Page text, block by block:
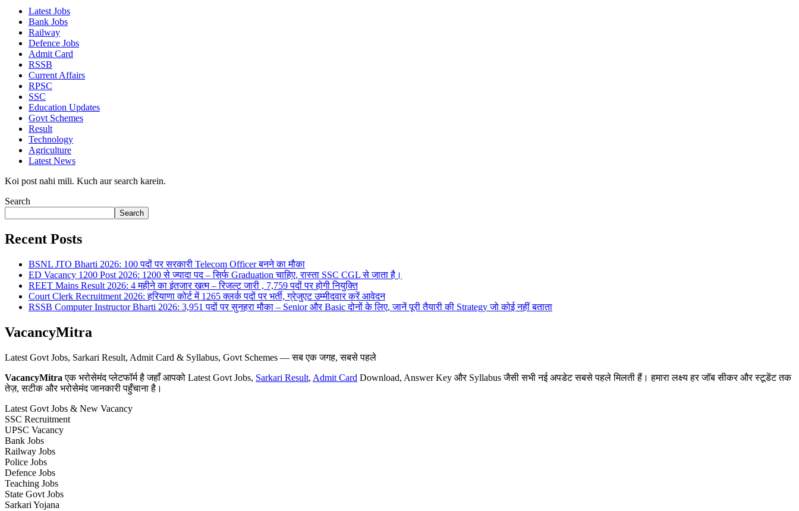
Latest Jobs
Bank Jobs
Railway
Defence Jobs
Admit Card
RSSB
Current Affairs
RPSC
SSC
Education Updates
Govt Schemes
Result
Technology
Agriculture
Latest News
Koi post nahi mili. Kuch aur search karein.
Search
Search
Recent Posts
BSNL JTO Bharti 2026: 100 पदों पर सरकारी Telecom Officer बनने का मौका
ED Vacancy 1200 Post 2026: 1200 से ज्यादा पद – सिर्फ Graduation चाहिए, रास्ता SSC CGL से जाता है।
REET Mains Result 2026: 4 महीने का इंतजार खत्म – रिजल्ट जारी , 7,759 पदों पर होगी नियुक्ति
Court Clerk Recruitment 2026: हरियाणा कोर्ट में 1265 क्लर्क पदों पर भर्ती, ग्रेजुएट उम्मीदवार करें आवेदन
RSSB Computer Instructor Bharti 2026: 3,951 पदों पर सुनहरा मौका – Senior और Basic दोनों के लिए, जानें पूरी तैयारी की Strategy जो कोई नहीं बताता
VacancyMitra
Latest Govt Jobs, Sarkari Result, Admit Card & Syllabus, Govt Schemes — सब एक जगह, सबसे पहले
VacancyMitra एक भरोसेमंद प्लेटफॉर्म है जहाँ आपको Latest Govt Jobs, Sarkari Result, Admit Card Download, Answer Key और Syllabus जैसी सभी नई अपडेट सबसे पहले मिलती हैं। हमारा लक्ष्य हर जॉब सीकर और स्टूडेंट तक
तेज़, सटीक और भरोसेमंद जानकारी पहुँचाना है।
Latest Govt Jobs & New Vacancy
SSC Recruitment
UPSC Vacancy
Bank Jobs
Railway Jobs
Police Jobs
Defence Jobs
Teaching Jobs
State Govt Jobs
Sarkari Yojana